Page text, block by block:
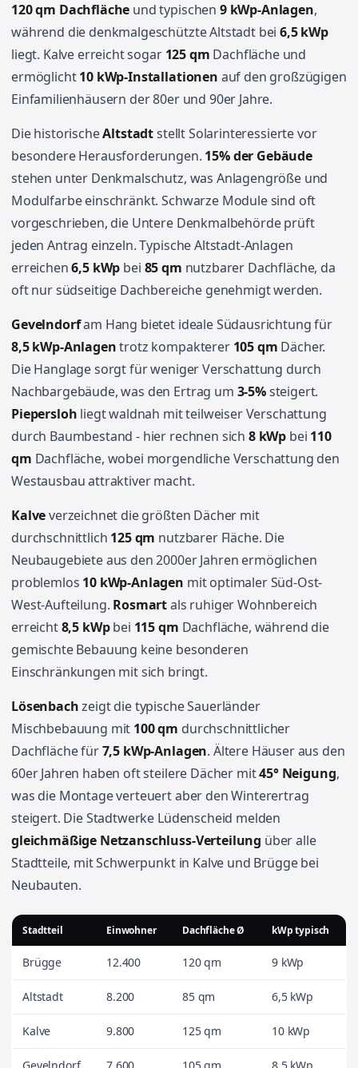
120 qm Dachfläche und typischen 9 kWp-Anlagen,
während die denkmalgeschützte Altstadt bei6,5 kWp
liegt. Kalve erreicht sogar 125 qm Dachfläche und
ermöglicht10 kWp-Installationen auf den großzügigen
Einfamilienhäusern der 80er und 90er Jahre.
Die historischeAltstadtstellt Solarinteressierte vor
besondere Herausforderungen. 15% der Gebäude
stehen unter Denkmalschutz, was Anlagengröße und
Modulfarbe einschränkt. Schwarze Module sind oft
vorgeschrieben, die Untere Denkmalbehörde prüft
jeden Antrag einzeln. Typische Altstadt-Anlagen
erreichen6,5 kWp bei 85 qm nutzbarer Dachfläche, da
oft nur südseitige Dachbereiche genehmigt werden.
Gevelndorfam Hang bietet ideale Südausrichtung für
8,5 kWp-Anlagentrotz kompakterer 105 qm Dächer.
Die Hanglage sorgt für weniger Verschattung durch
Nachbargebäude, was den Ertrag um 3-5%steigert.
Piepersloh liegt waldnah mit teilweiser Verschattung
durch Baumbestand - hier rechnen sich 8 kWp bei 110
qm Dachfläche, wobei morgendliche Verschattung den
Westausbau attraktiver macht.
Kalveverzeichnet die größten Dächer mit
durchschnittlich 125 qm nutzbarer Fläche. Die
Neubaugebiete aus den 2000er Jahren ermöglichen
problemlos 10 kWp-Anlagen mit optimaler Süd-Ost-
West-Aufteilung. Rosmartals ruhiger Wohnbereich
erreicht8,5 kWpbei 115 qm Dachfläche, während die
gemischte Bebauung keine besonderen
Einschränkungen mit sich bringt.
Lösenbachzeigt die typische Sauerländer
Mischbebauung mit 100 qm durchschnittlicher
Dachfläche für7,5 kWp-Anlagen. Ältere Häuser aus den
60er Jahren haben oft steilere Dächer mit45° Neigung,
was die Montage verteuert aber den Winterertrag
steigert. Die Stadtwerke Lüdenscheid melden
gleichmäßige Netzanschluss-Verteilung über alle
Stadtteile, mit Schwerpunkt in Kalve und Brügge bei
Neubauten.
Stadtteil Einwohner Dachfläche Ø kWp typisch
Brügge 12.400 120 qm 9 kWp
Altstadt 8.200 85 qm 6,5 kWp
Kalve 9.800 125 qm 10 kWp